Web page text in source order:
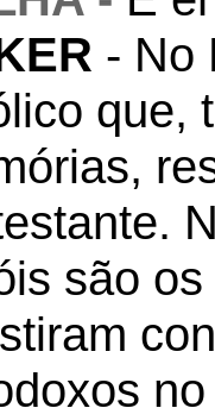
- No
que,
são